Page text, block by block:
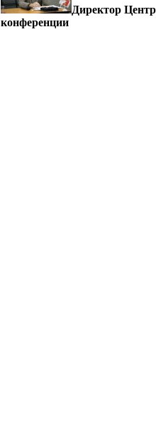
Директор
конференции